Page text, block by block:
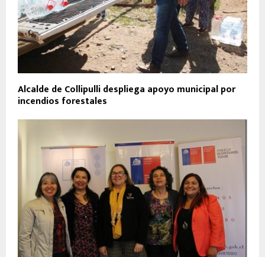
Alcalde de Collipulli despliega apoyo municipal por
incendios forestales